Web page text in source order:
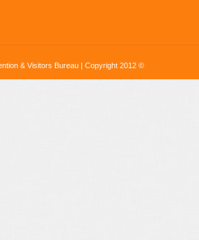
& Visitors Bureau | Copyright 2012 ©